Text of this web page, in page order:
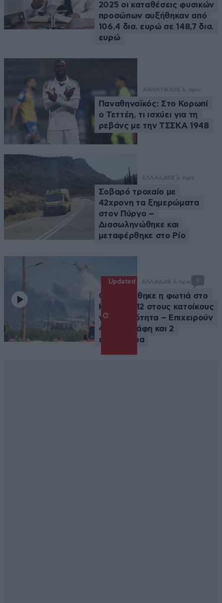
2025 οι καταθέσεις φυσικών
προσώπων αυξήθηκαν από
106,4 δισ. ευρώ σε 148,7 δισ.
ευρώ
ΑΘΛΗΤΙΚΑ55 λ. πριν
Παναθηναϊκός: Στο Κορωπί
ο Τεττέη, τι ισχύει για τη
ρεβάνς με την ΤΣΣΚΑ 1948
ΕΛΛΑΔΑ58 λ. πριν
Σοβαρό τροχαίο με
42χρονη τα ξημερώματα
στον Πύργο –
Διασωληνώθηκε και
μεταφέρθηκε στο Ρίο
Updated ΕΛΛΑΔΑ9 λ. πριν 6
Οριοθετήθηκε η φωτιά στο
Κορωπί, 112 στους κατοίκους
για ετοιμότητα – Επιχειρούν
4 αεροσκάφη και 2
ελικόπτερα